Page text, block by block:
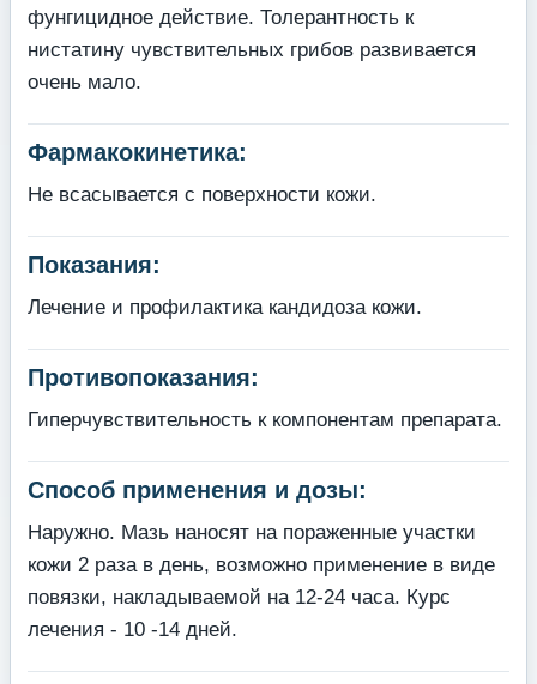
фунгицидное действие. Толерантность к
нистатину чувствительных грибов развивается
очень мало.
Фармакокинетика:
Не всасывается с поверхности кожи.
Показания:
Лечение и профилактика кандидоза кожи.
Противопоказания:
Гиперчувствительность к компонентам препарата.
Способ применения и дозы:
Наружно. Мазь наносят на пораженные участки
кожи 2 раза в день, возможно применение в виде
повязки, накладываемой на 12-24 часа. Курс
лечения - 10 -14 дней.